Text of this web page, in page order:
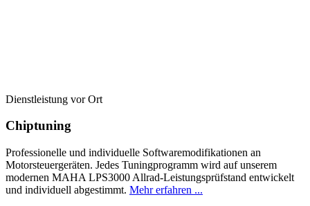
Dienstleistung vor Ort
Chiptuning
Professionelle und individuelle Softwaremodifikationen an
Motorsteuergeräten. Jedes Tuningprogramm wird auf unserem
modernen MAHA LPS3000 Allrad-Leistungsprüfstand entwickelt
und individuell abgestimmt. Mehr erfahren ...